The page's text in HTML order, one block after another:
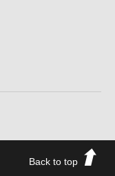
Back to top